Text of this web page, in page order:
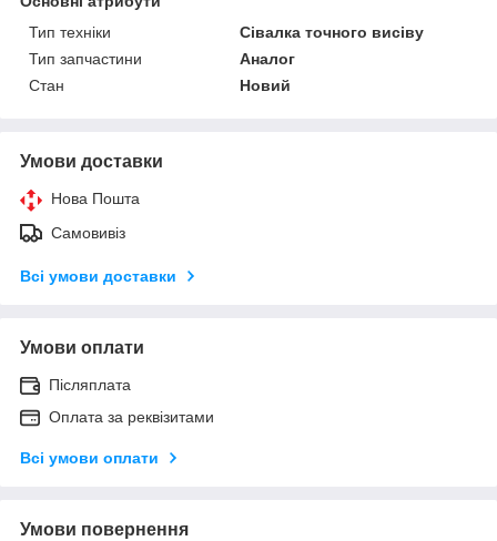
Тип техніки
Сівалка точного висіву
Тип запчастини
Аналог
Стан
Новий
Умови доставки
Нова Пошта
Самовивіз
Всі умови доставки
Умови оплати
Післяплата
Оплата за реквізитами
Всі умови оплати
Умови повернення